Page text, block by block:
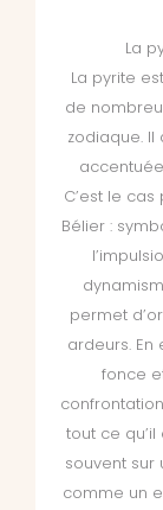
La
La pyrite
de
zodiaque.
C’est le
Bélier :
permet
ardeurs. En
fonce
tout ce
souvent sur
comme un